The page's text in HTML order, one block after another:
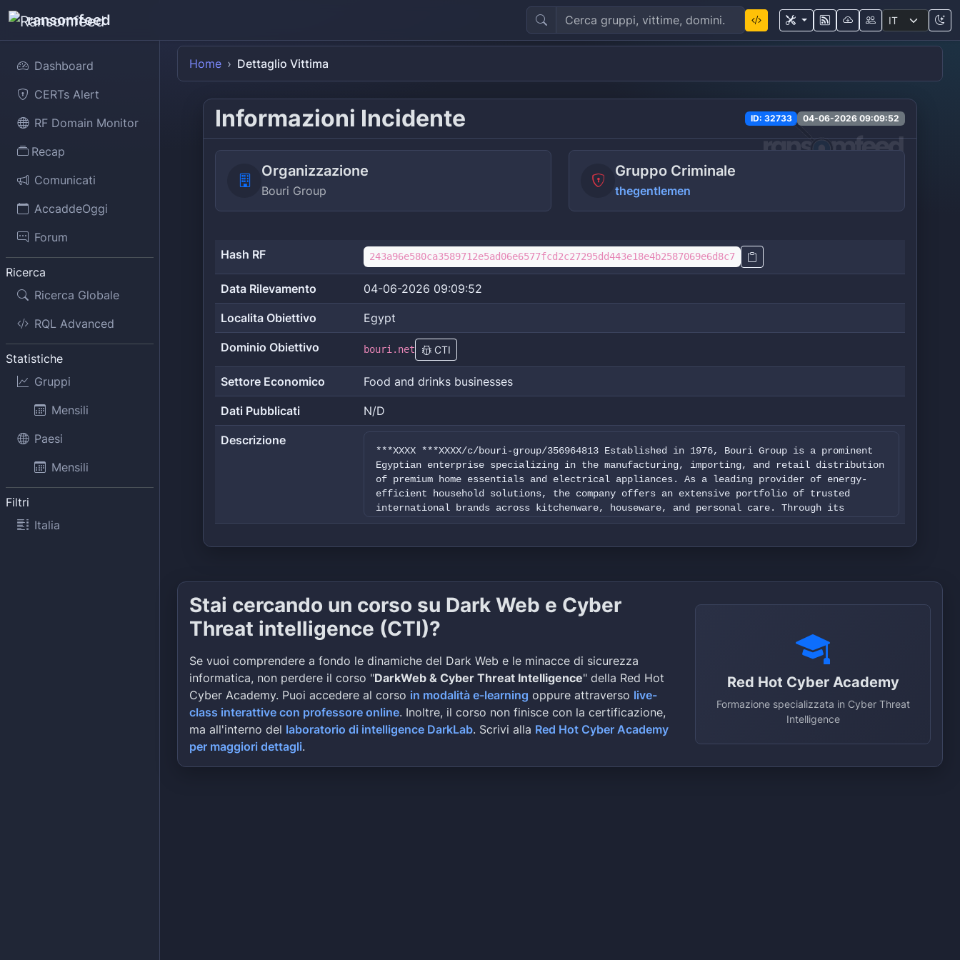
ransomfeed
Dashboard
CERTs Alert
RF Domain Monitor
Recap
Comunicati
AccaddeOggi
Forum
Ricerca
Ricerca Globale
RQL Advanced
Statistiche
Gruppi
Mensili
Paesi
Mensili
Filtri
Italia
Home Dettaglio Vittima
Informazioni Incidente ID: 32733 04-06-2026 09:09:52
Organizzazione
Bouri Group
Gruppo Criminale
thegentlemen
Hash RF 243a96e580ca3589712e5ad06e6577fcd2c27295dd443e18e4b2587069e6d8c7
Data Rilevamento 04-06-2026 09:09:52
Localita Obiettivo Egypt
Dominio Obiettivo bouri.net CTI
Settore Economico Food and drinks businesses
Dati Pubblicati N/D
Descrizione
***XXXX ***XXXX/c/bouri-group/356964813 Established in 1976, Bouri Group is a prominent
Egyptian enterprise specializing in the manufacturing, importing, and retail distribution
of premium home essentials and electrical appliances. As a leading provider of energy-
efficient household solutions, the company offers an extensive portfolio of trusted
international brands across kitchenware, houseware, and personal care. Through its
comprehensive retail network and modern digital platforms, Bouri consistently delivers
Stai cercando un corso su Dark Web e Cyber
Threat intelligence (CTI)?
Se vuoi comprendere a fondo le dinamiche del Dark Web e le minacce di sicurezza
informatica, non perdere il corso "DarkWeb & Cyber Threat Intelligence" della Red Hot
Cyber Academy. Puoi accedere al corso in modalità e-learning oppure attraverso live-
class interattive con professore online. Inoltre, il corso non finisce con la certificazione,
ma all'interno del laboratorio di intelligence DarkLab. Scrivi alla Red Hot Cyber Academy
per maggiori dettagli.
Red Hot Cyber Academy
Formazione specializzata in Cyber Threat
Intelligence